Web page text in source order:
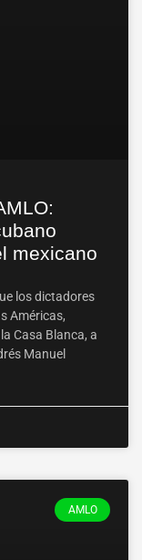
mexicano
los dictadores
Américas,
Casa Blanca, a
Manuel
AMLO